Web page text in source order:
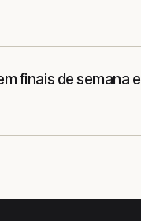
finais de semana e